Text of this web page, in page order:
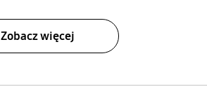
Zobacz więcej